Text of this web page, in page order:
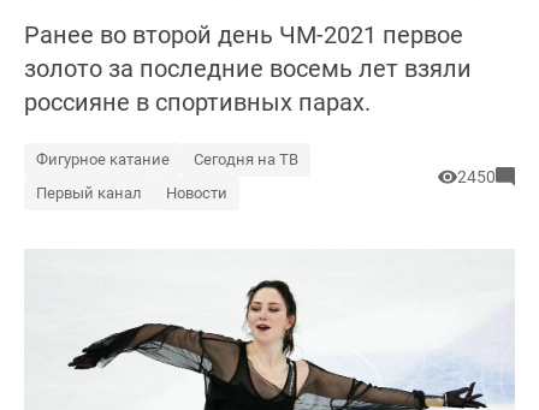
Ранее во второй день ЧМ-2021 первое
золото за последние восемь лет взяли
россияне в спортивных парах.
Фигурное катание
Сегодня на ТВ
Первый канал
Новости
2450